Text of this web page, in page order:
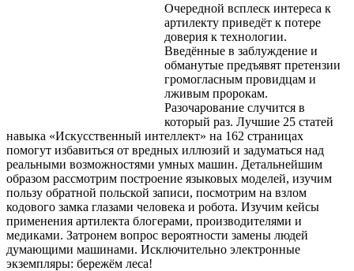
Очередной всплеск интереса к
артилекту приведёт к потере
доверия к технологии.
Введённые в заблуждение и
обманутые предъявят претензии
громогласным провидцам и
лживым пророкам.
Разочарование случится в
который раз. Лучшие 25 статей
навыка «Искусственный интеллект» на 162 страницах
помогут избавиться от вредных иллюзий и задуматься над
реальными возможностями умных машин. Детальнейшим
образом рассмотрим построение языковых моделей, изучим
пользу обратной польской записи, посмотрим на взлом
кодового замка глазами человека и робота. Изучим кейсы
применения артилекта блогерами, производителями и
медиками. Затронем вопрос вероятности замены людей
думающими машинами. Исключительно электронные
экземпляры: бережём леса!